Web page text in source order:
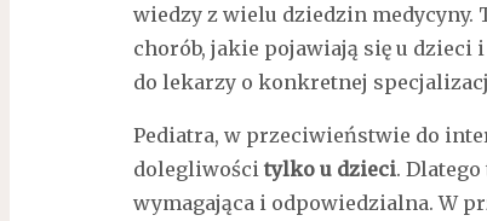
wiedzy z wielu dziedzin medycyny.
chorób, jakie pojawiają się u dzieci
do lekarzy o konkretnej
Pediatra, w przeciwieństwie do
dolegliwościtylko u dzieci. Dlatego
wymagająca i odpowiedzialna. W